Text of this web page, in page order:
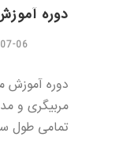
دوره
06
دوره آموزش
مربیگری و
تمامی طول